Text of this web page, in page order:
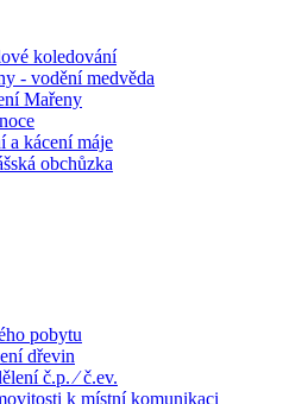
koledování
- vodění medvěda
Mařeny
a kácení máje
obchůzka
pobytu
dřevin
č.p. ⁄ č.ev.
k místní komunikaci